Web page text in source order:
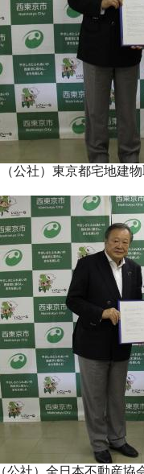
（公社）東京都宅地建